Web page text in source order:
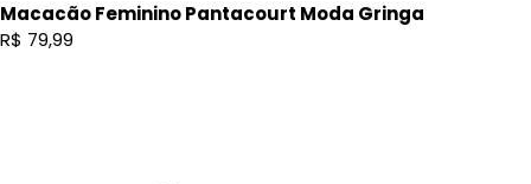
Macacão Feminino Pantacourt Moda Gringa
R$ 79,99